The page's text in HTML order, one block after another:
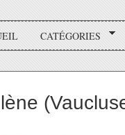
CATÉGORIES